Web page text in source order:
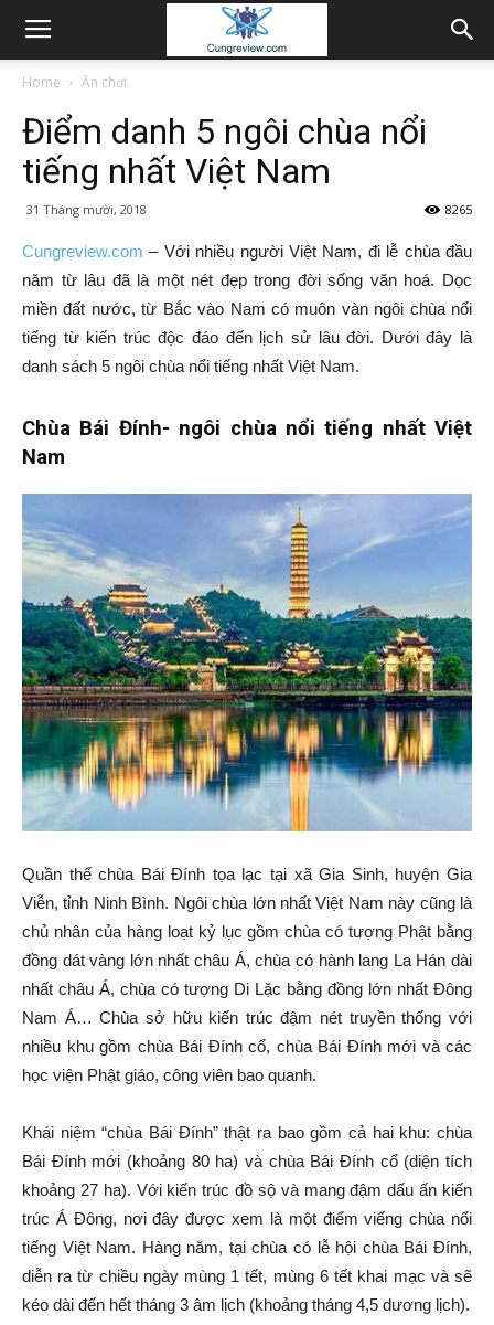
Home Ăn chơi
Điểm danh 5 ngôi chùa nổi
tiếng nhất Việt Nam
31 Tháng mười, 2018 8265
Cungreview.com – Với nhiều người Việt Nam, đi lễ chùa đầu
năm từ lâu đã là một nét đẹp trong đời sống văn hoá. Dọc
miền đất nước, từ Bắc vào Nam có muôn vàn ngôi chùa nổi
tiếng từ kiến trúc độc đáo đến lịch sử lâu đời. Dưới đây là
danh sách 5 ngôi chùa nổi tiếng nhất Việt Nam.
Chùa Bái Đính- ngôi chùa nổi tiếng nhất Việt
Nam
Quần thể chùa Bái Đính tọa lạc tại xã Gia Sinh, huyện Gia
Viễn, tỉnh Ninh Bình. Ngôi chùa lớn nhất Việt Nam này cũng là
chủ nhân của hàng loạt kỷ lục gồm chùa có tượng Phật bằng
đồng dát vàng lớn nhất châu Á, chùa có hành lang La Hán dài
nhất châu Á, chùa có tượng Di Lặc bằng đồng lớn nhất Đông
Nam Á… Chùa sở hữu kiến trúc đậm nét truyền thống với
nhiều khu gồm chùa Bái Đính cổ, chùa Bái Đính mới và các
học viện Phật giáo, công viên bao quanh.
Khái niệm “chùa Bái Đính” thật ra bao gồm cả hai khu: chùa
Bái Đính mới (khoảng 80 ha) và chùa Bái Đính cổ (diện tích
khoảng 27 ha). Với kiến trúc đồ sộ và mang đậm dấu ấn kiến
trúc Á Đông, nơi đây được xem là một điểm viếng chùa nổi
tiếng Việt Nam. Hàng năm, tại chùa có lễ hội chùa Bái Đính,
diễn ra từ chiều ngày mùng 1 tết, mùng 6 tết khai mạc và sẽ
kéo dài đến hết tháng 3 âm lịch (khoảng tháng 4,5 dương lịch).